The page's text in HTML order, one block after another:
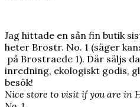
Jag hittade en sån fin butik
heter Brostr. No. 1 (säger
på Brostraede 1). Där säljs
inredning, ekologiskt godis,
besök!
Nice store to visit if you are in